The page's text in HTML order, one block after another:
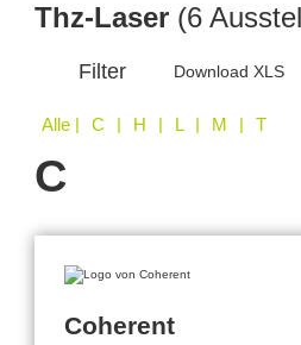
Thz-Laser (6
Filter Download XLS
Alle | C | H | L | M | T
C
Coherent